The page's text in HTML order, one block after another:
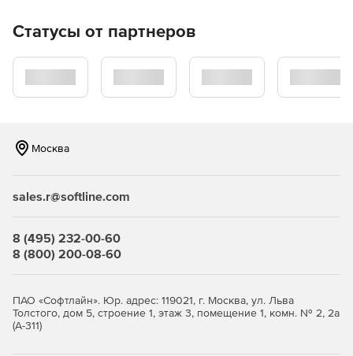
данных.
Создание резервной копии и восстановление данных.
Импорт и экспорт данных в форматы XLS, CSV, TXT,
Поддержка Unicode.
Статусы от партнеров
Москва
sales.r@softline.com
8 (495) 232-00-60
8 (800) 200-08-60
ПАО «Софтлайн». Юр. адрес: 119021, г. Москва, ул. Льва
Толстого, дом 5, строение 1, этаж 3, помещение 1, комн. № 2, 2а
(А-311)